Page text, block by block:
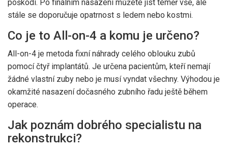
poškodí. Po finálním nasazení můžete jíst téměř vše, ale
stále se doporučuje opatrnost s ledem nebo kostmi.
Co je to All-on-4 a komu je určeno?
All-on-4 je metoda fixní náhrady celého oblouku zubů
pomocí čtyř implantátů. Je určena pacientům, kteří nemají
žádné vlastní zuby nebo je musí vyndat všechny. Výhodou je
okamžité nasazení dočasného zubního řadu ještě během
operace.
Jak poznám dobrého specialistu na
rekonstrukci?